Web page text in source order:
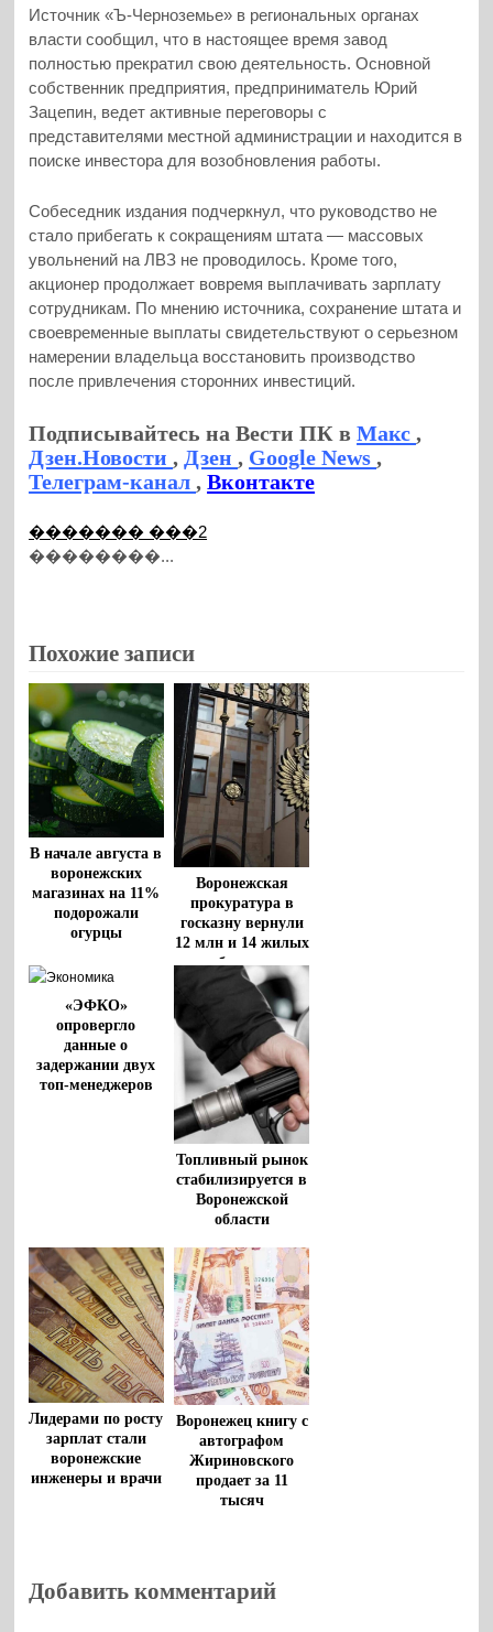
Источник «Ъ-Черноземье» в региональных органах
власти сообщил, что в настоящее время завод
полностью прекратил свою деятельность. Основной
собственник предприятия, предприниматель Юрий
Зацепин, ведет активные переговоры с
представителями местной администрации и находится в
поиске инвестора для возобновления работы.
Собеседник издания подчеркнул, что руководство не
стало прибегать к сокращениям штата — массовых
увольнений на ЛВЗ не проводилось. Кроме того,
акционер продолжает вовремя выплачивать зарплату
сотрудникам. По мнению источника, сохранение штата и
своевременные выплаты свидетельствуют о серьезном
намерении владельца восстановить производство
после привлечения сторонних инвестиций.
Подписывайтесь на Вести ПК вМакс,
Дзен.Новости, Дзен, Google News,
Телеграм-канал,Вконтакте
������� ���2
��������...
Похожие записи
В начале августа в
воронежских
магазинах на 11%
подорожали
огурцы
Воронежская
прокуратура в
госказну вернули
12 млн и 14 жилых
объектов
«ЭФКО»
опровергло
данные о
задержании двух
топ-менеджеров
Топливный рынок
стабилизируется в
Воронежской
области
Лидерами по росту
зарплат стали
воронежские
инженеры и врачи
Воронежец книгу с
автографом
Жириновского
продает за 11
тысяч
Добавить комментарий